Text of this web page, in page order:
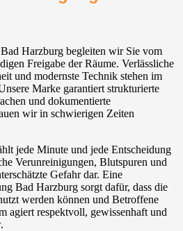
Harzburg begleiten wir Sie vom
Freigabe der Räume. Verlässliche
und modernste Technik stehen im
Marke garantiert strukturierte
und dokumentierte
wir in schwierigen Zeiten
jede Minute und jede Entscheidung
Verunreinigungen, Blutspuren und
Gefahr dar. Eine
Bad Harzburg sorgt dafür, dass die
werden können und Betroffene
agiert respektvoll, gewissenhaft und